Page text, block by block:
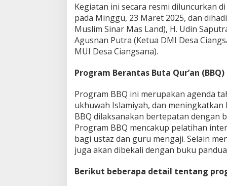
Kegiatan ini secara resmi diluncurkan
pada Minggu, 23 Maret 2025, dan
Muslim Sinar Mas Land), H. Udin
Agusnan Putra (Ketua DMI Desa
MUI Desa Ciangsana).
Program Berantas Buta Qur’an (BBQ)
Program BBQ ini merupakan agenda
ukhuwah Islamiyah, dan
BBQ dilaksanakan bertepatan dengan
Program BBQ mencakup pelatihan
bagi ustaz dan guru mengaji. Selain
juga akan dibekali dengan buku
Berikut beberapa detail tentang